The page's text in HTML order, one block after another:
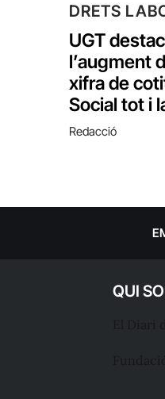
DRETS
UGT
l’augment
xifra de
Social tot i
Redacció
QUI